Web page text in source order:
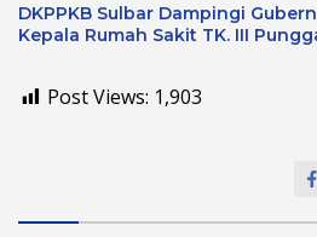
DKPPKB Sulbar Dampingi
Kepala Rumah Sakit TK. III
Post Views: 1,903